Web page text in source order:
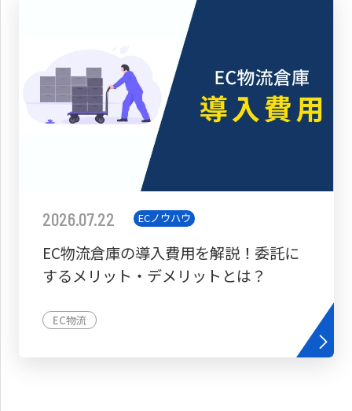
2026.07.22 ECノウハウ
EC物流倉庫の導入費用を解説！委託に
するメリット・デメリットとは？
EC物流